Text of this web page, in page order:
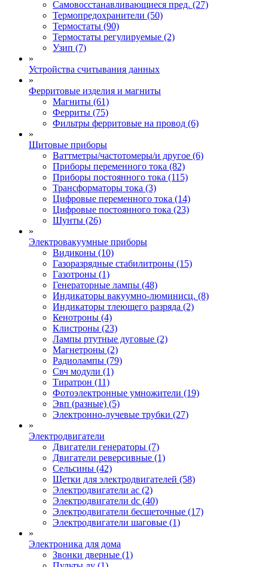
Самовосстанавливающиеся пред. (27)
Термопредохранители (50)
Термостаты (90)
Термостаты регулируемые (2)
Узип (7)
»
Устройства считывания данных
»
Ферритовые изделия и магниты
Магниты (61)
Ферриты (75)
Фильтры ферритовые на провод (6)
»
Щитовые приборы
Ваттметры/частотомеры/и другое (6)
Приборы переменного тока (82)
Приборы постоянного тока (115)
Трансформаторы тока (3)
Цифровые переменного тока (14)
Цифровые постоянного тока (23)
Шунты (26)
»
Электровакуумные приборы
Видиконы (10)
Газоразрядные стабилитроны (15)
Газотроны (1)
Генераторные лампы (48)
Индикаторы вакуумно-люминисц. (8)
Индикаторы тлеющего разряда (2)
Кенотроны (4)
Клистроны (23)
Лампы ртутные дуговые (2)
Магнетроны (2)
Радиолампы (79)
Свч модули (1)
Тиратрон (11)
Фотоэлектронные умножители (19)
Эвп (разные) (5)
Электронно-лучевые трубки (27)
»
Электродвигатели
Двигатели генераторы (7)
Двигатели реверсивные (1)
Сельсины (42)
Щетки для электродвигателей (58)
Электродвигатели ac (2)
Электродвигатели dc (40)
Электродвигатели бесщеточные (17)
Электродвигатели шаговые (1)
»
Электроника для дома
Звонки дверные (1)